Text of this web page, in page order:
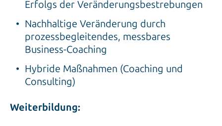
Erfolgs der Veränderungsbestrebungen
Nachhaltige Veränderung durch
prozessbegleitendes, messbares
Business-Coaching
Hybride Maßnahmen (Coaching und
Consulting)
Weiterbildung: